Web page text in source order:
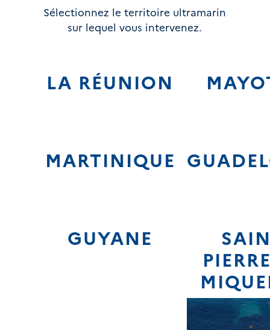
Sélectionnez le territoire ultramarin
sur lequel vous intervenez.
LA RÉUNION
MARTINIQUE
GUYANE